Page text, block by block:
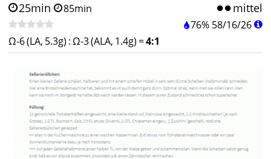
25min 85min mittel
76% 58/16/26
Ω-6 (LA, 5.3g) :Ω-3 (ALA, 1.4g) =4:1